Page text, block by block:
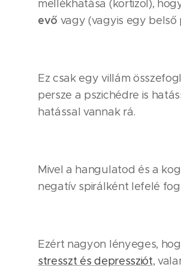
mellékhatása (kortizol),
evő vagy (vagyis egy
Ez csak egy villám
persze a pszichédre is
hatással vannak rá.
Mivel a hangulatod és a
negatív spirálként lefelé
Ezért nagyon lényeges,
stresszt és depressziót,